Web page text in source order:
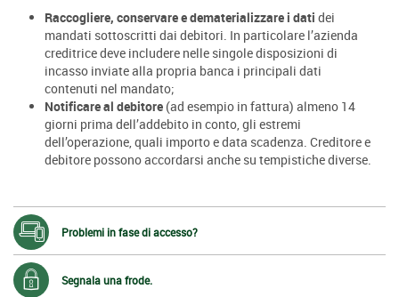
Raccogliere, conservare e dematerializzare i dati dei
mandati sottoscritti dai debitori. In particolare l’azienda
creditrice deve includere nelle singole disposizioni di
incasso inviate alla propria banca i principali dati
contenuti nel mandato;
Notificare al debitore (ad esempio in fattura) almeno 14
giorni prima dell’addebito in conto, gli estremi
dell’operazione, quali importo e data scadenza. Creditore e
debitore possono accordarsi anche su tempistiche diverse.
Problemi in fase di accesso?
Segnala una frode.